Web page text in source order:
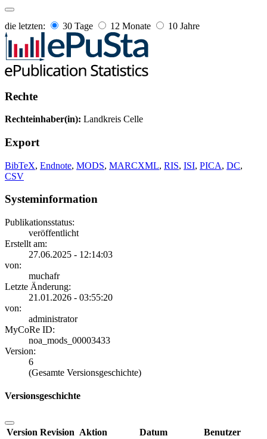
die letzten: 30 Tage 12 Monate 10 Jahre
Rechte
Rechteinhaber(in): Landkreis Celle
Export
BibTeX, Endnote, MODS, MARCXML, RIS, ISI, PICA, DC,
CSV
Systeminformation
Publikationsstatus:
veröffentlicht
Erstellt am:
27.06.2025 - 12:14:03
von:
muchafr
Letzte Änderung:
21.01.2026 - 03:55:20
von:
administrator
MyCoRe ID:
noa_mods_00003433
Version:
6
(Gesamte Versionsgeschichte)
Versionsgeschichte
Version Revision Aktion Datum
Benutzer